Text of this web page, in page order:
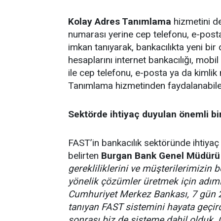
Kolay Adres Tanımlama hizmetini
numarası yerine cep telefonu, e-
imkan tanıyarak, bankacılıkta yeni
hesaplarını internet bankacılığı,
ile cep telefonu, e-posta ya da
Tanımlama hizmetinden
Sektörde ihtiyaç duyulan önemli
FAST’in bankacılık sektöründe
belirten Burgan Bank Genel
gerekliliklerini ve müşterilerimizin
yönelik çözümler üretmek için
Cumhuriyet Merkez Bankası, 7
tanıyan FAST sistemini hayata